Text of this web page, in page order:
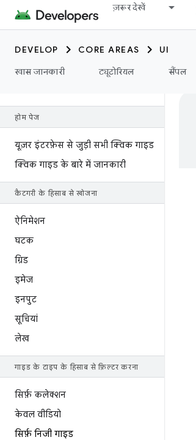
ज़रूर देखें
DEVELOP CORE AREAS
UI
खास जानकारी
ट्यूटोरियल सैंपल
होम पेज
यूज़र इंटरफ़ेस से जुड़ी सभी क्विक गाइड
क्विक गाइड के बारे में जानकारी
कैटगरी के हिसाब से खोजना
ऐनिमेशन
घटक
ग्रिड
इमेज
इनपुट
सूचियां
लेख
गाइड के टाइप के हिसाब से फ़िल्टर करना
सिर्फ़ कलेक्शन
केवल वीडियो
सिर्फ़ निजी गाइड